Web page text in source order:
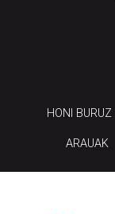
HONI BURUZ
ARAUAK